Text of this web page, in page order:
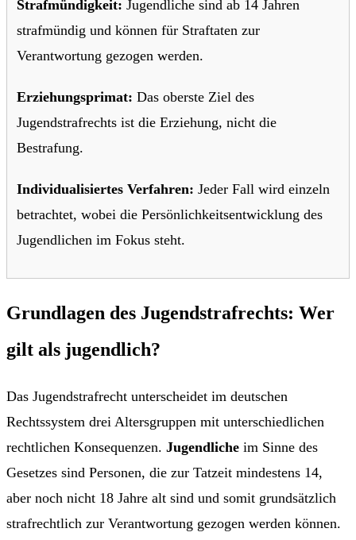
Strafmündigkeit: Jugendliche sind ab 14 Jahren
strafmündig und können für Straftaten zur
Verantwortung gezogen werden.
Erziehungsprimat: Das oberste Ziel des
Jugendstrafrechts ist die Erziehung, nicht die
Bestrafung.
Individualisiertes Verfahren: Jeder Fall wird einzeln
betrachtet, wobei die Persönlichkeitsentwicklung des
Jugendlichen im Fokus steht.
Grundlagen des Jugendstrafrechts: Wer
gilt als jugendlich?
Das Jugendstrafrecht unterscheidet im deutschen
Rechtssystem drei Altersgruppen mit unterschiedlichen
rechtlichen Konsequenzen. Jugendliche im Sinne des
Gesetzes sind Personen, die zur Tatzeit mindestens 14,
aber noch nicht 18 Jahre alt sind und somit grundsätzlich
strafrechtlich zur Verantwortung gezogen werden können.